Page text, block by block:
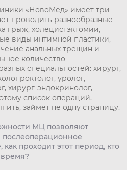
«НовоМед» имеет три
проводить разнообразные
грыж, холецистэктомии,
виды интимной пластики,
анальных трещин и
количество
специальностей: хирург,
уролог,
хирург-эндокринолог,
список операций,
займет не одну страницу.
МЦ позволяют
послеоперационное
проходит этот период, кто
время?